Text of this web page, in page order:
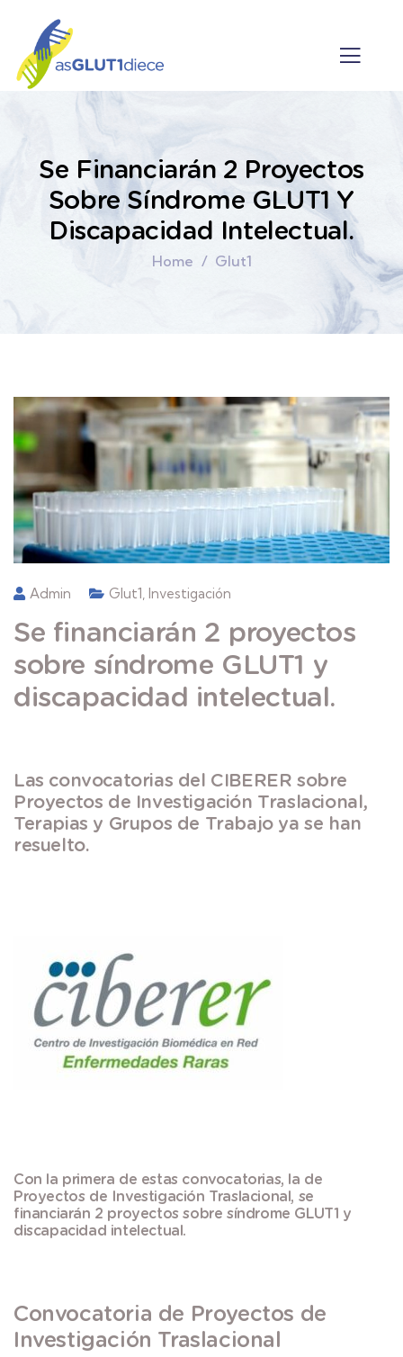
Se Financiarán 2 Proyectos
Sobre Síndrome GLUT1 Y
Discapacidad Intelectual.
Home Glut1
Admin Glut1, Investigación
Se financiarán 2 proyectos
sobre síndrome GLUT1 y
discapacidad intelectual.
Las convocatorias del CIBERER sobre
Proyectos de Investigación Traslacional,
Terapias y Grupos de Trabajo ya se han
resuelto.
Con la primera de estas convocatorias, la de
Proyectos de Investigación Traslacional, se
financiarán 2 proyectos sobre síndrome GLUT1 y
discapacidad intelectual.
Convocatoria de Proyectos de
Investigación Traslacional